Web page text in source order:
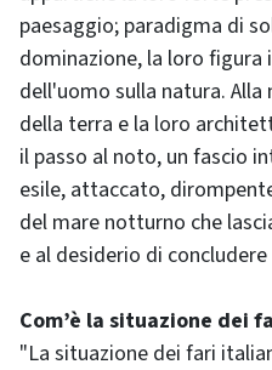
paesaggio; paradigma di
dominazione, la loro
dell'uomo sulla natura.
della terra e la loro
il passo al noto, un fascio
esile, attaccato,
del mare notturno che
e al desiderio di
Com’è la situazione dei
"La situazione dei fari